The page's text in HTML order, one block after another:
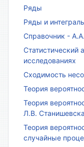
Ряды
Ряды и
Справочник -
Статистический
исследованиях
Сходимость
Теория
Теория
Л.В.
Теория
случайные